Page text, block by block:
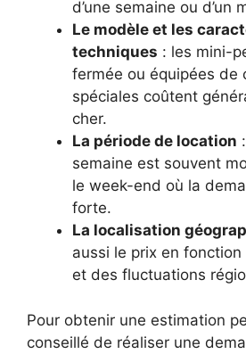
d’une semaine ou d’un
Le modèle et les
techniques : les mini-
fermée ou équipées de
spéciales coûtent
cher.
La période de location
semaine est souvent
le week-end où la
forte.
La localisation
aussi le prix en
et des fluctuations
Pour obtenir une estimation
conseillé de réaliser une